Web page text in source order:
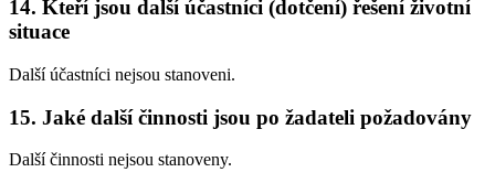
14. Kteří jsou další účastníci (dotčení) řešení životní
situace
Další účastníci nejsou stanoveni.
15. Jaké další činnosti jsou po žadateli požadovány
Další činnosti nejsou stanoveny.